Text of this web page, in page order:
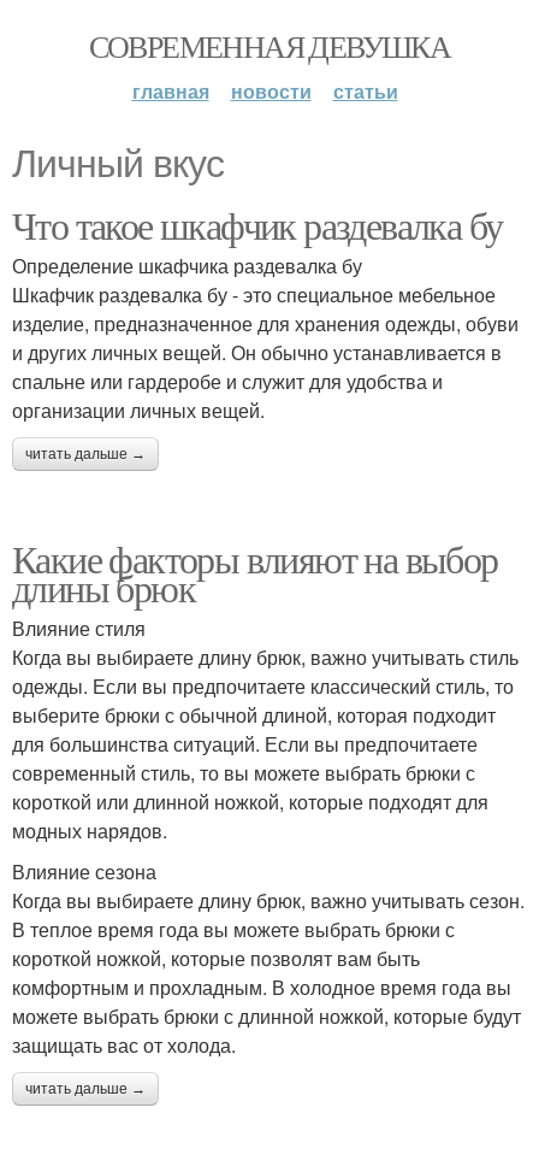
СОВРЕМЕННАЯ ДЕВУШКА
главная новости статьи
Личный вкус
Что такое шкафчик раздевалка бу
Определение шкафчика раздевалка бу
Шкафчик раздевалка бу - это специальное мебельное
изделие, предназначенное для хранения одежды, обуви
и других личных вещей. Он обычно устанавливается в
спальне или гардеробе и служит для удобства и
организации личных вещей.
читать дальше →
Какие факторы влияют на выбор
длины брюк
Влияние стиля
Когда вы выбираете длину брюк, важно учитывать стиль
одежды. Если вы предпочитаете классический стиль, то
выберите брюки с обычной длиной, которая подходит
для большинства ситуаций. Если вы предпочитаете
современный стиль, то вы можете выбрать брюки с
короткой или длинной ножкой, которые подходят для
модных нарядов.
Влияние сезона
Когда вы выбираете длину брюк, важно учитывать сезон.
В теплое время года вы можете выбрать брюки с
короткой ножкой, которые позволят вам быть
комфортным и прохладным. В холодное время года вы
можете выбрать брюки с длинной ножкой, которые будут
защищать вас от холода.
читать дальше →